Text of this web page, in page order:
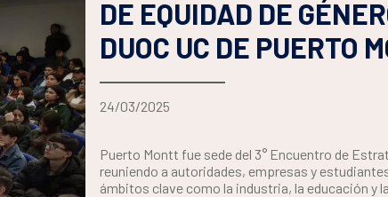
DE EQUIDAD DE
DUOC UC DE PUERTO
24/03/2025
Puerto Montt fue sede del 3° Encuentro de
reuniendo a autoridades, empresas y
ámbitos clave como la industria, la educación y